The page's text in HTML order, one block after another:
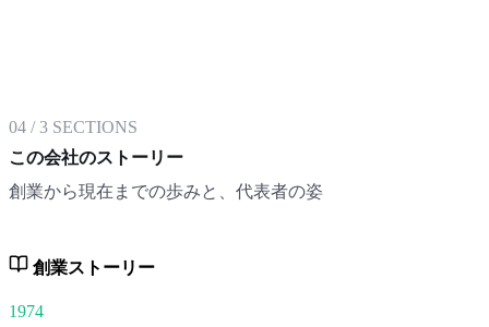
04 /3 SECTIONS
この会社のストーリー
創業から現在までの歩みと、代表者の姿
創業ストーリー
1974